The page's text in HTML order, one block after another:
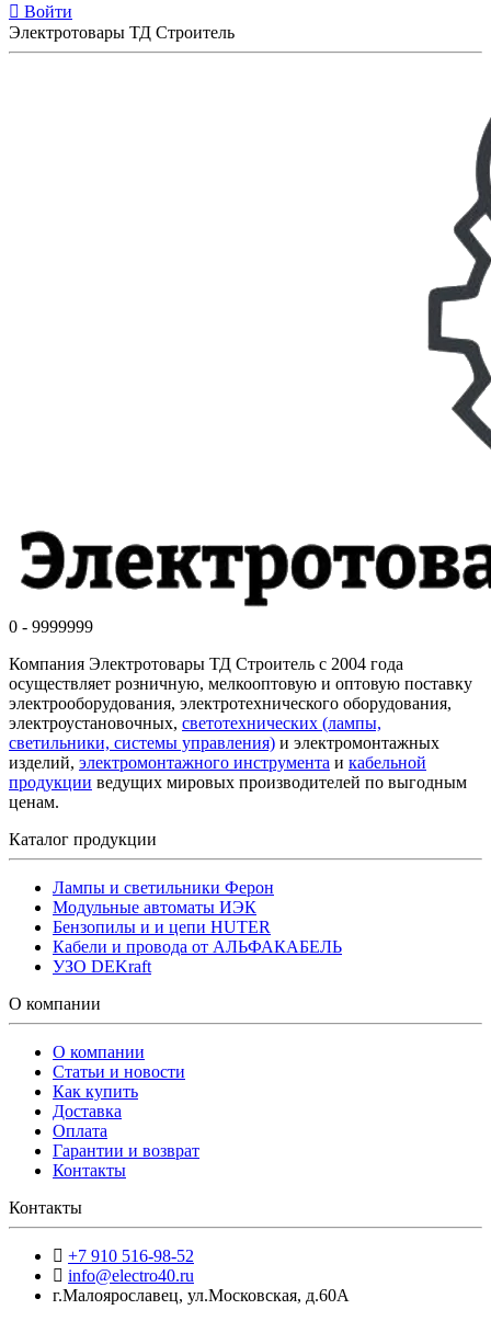
Войти
Электротовары ТД Строитель
0 - 9999999
Компания Электротовары ТД Строитель с 2004 года
осуществляет розничную, мелкооптовую и оптовую поставку
электрооборудования, электротехнического оборудования,
электроустановочных, светотехнических (лампы,
светильники, системы управления) и электромонтажных
изделий, электромонтажного инструмента и кабельной
продукции ведущих мировых производителей по выгодным
ценам.
Каталог продукции
Лампы и светильники Ферон
Модульные автоматы ИЭК
Бензопилы и и цепи HUTER
Кабели и провода от АЛЬФАКАБЕЛЬ
УЗО DEKraft
О компании
О компании
Статьи и новости
Как купить
Доставка
Оплата
Гарантии и возврат
Контакты
Контакты
+7 910 516-98-52
info@electro40.ru
г.Малоярославец, ул.Московская, д.60А